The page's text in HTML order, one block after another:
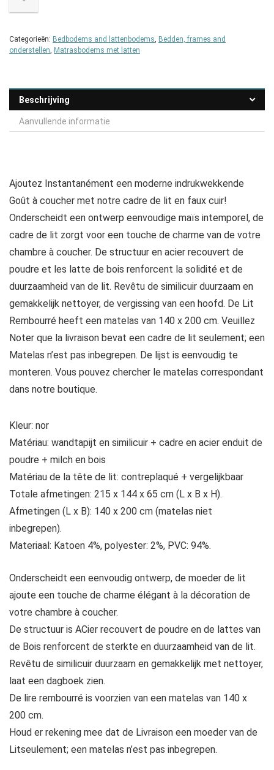
Categorieën: Bedbodems and lattenbodems, Bedden, frames and
onderstellen, Matrasbodems met latten
Beschrijving
Aanvullende informatie
Ajoutez Instantanément een moderne indrukwekkende
Goût à coucher met notre cadre de lit en faux cuir!
Onderscheidt een ontwerp eenvoudige maïs intemporel, de
cadre de lit zorgt voor een touche de charme van de votre
chambre à coucher. De structuur en acier recouvert de
poudre et les latte de bois renforcent la solidité et de
duurzaamheid van de lit. Revêtu de similicuir duurzaam en
gemakkelijk nettoyer, de vergissing van een hoofd. De Lit
Rembourré heeft een matelas van 140 x 200 cm. Veuillez
Noter que la livraison bevat een cadre de lit seulement; een
Matelas n’est pas inbegrepen. De lijst is eenvoudig te
monteren. Vous pouvez chercher le matelas correspondant
dans notre boutique.
Kleur: nor
Matériau: wandtapijt en similicuir + cadre en acier enduit de
poudre + milch en bois
Matériau de la tête de lit: contreplaqué + vergelijkbaar
Totale afmetingen: 215 x 144 x 65 cm (L x B x H).
Afmetingen (L x B): 140 x 200 cm (matelas niet
inbegrepen).
Materiaal: Katoen 4%, polyester: 2%, PVC: 94%.
Onderscheidt een eenvoudig ontwerp, de moeder de lit
ajoute een touche de charme élégant à la décoration de
votre chambre à coucher.
De structuur is ACier recouvert de poudre en de lattes van
de Bois renforcent de sterkte en duurzaamheid van de lit.
Revêtu de similicuir duurzaam en gemakkelijk met nettoyer,
laat een dagboek zien.
De lire rembourré is voorzien van een matelas van 140 x
200 cm.
Houd er rekening mee dat de Livraison een moeder van de
Litseulement; een matelas n’est pas inbegrepen.